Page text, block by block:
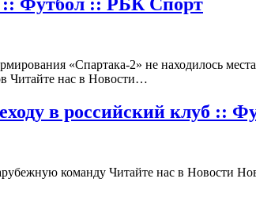
«Спартака-2» не находилось
Читайте нас в Новости…
в российский клуб ::
команду Читайте нас в Новости